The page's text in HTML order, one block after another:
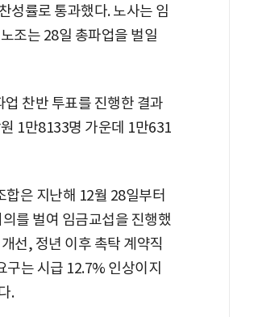
성률로 통과했다. 노사는 임
조는 28일 총파업을 벌일
찬반 투표를 진행한 결과
1만8133명 가운데 1만631
은 지난해 12월 28일부터
를 벌여 임금교섭을 진행했
선, 정년 이후 촉탁 계약직
구는 시급 12.7% 인상이지
.